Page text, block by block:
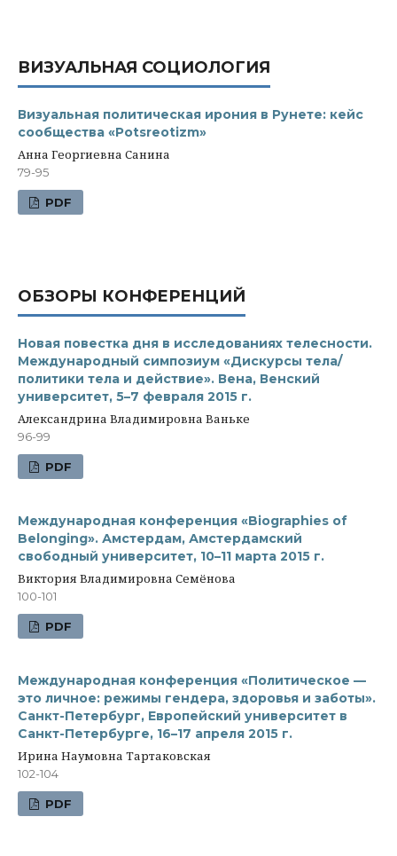
ВИЗУАЛЬНАЯ СОЦИОЛОГИЯ
Визуальная политическая ирония в Рунете: кейс
сообщества «Potsreotizm»
Анна Георгиевна Санина
79-95
PDF
ОБЗОРЫ КОНФЕРЕНЦИЙ
Новая повестка дня в исследованиях телесности.
Международный симпозиум «Дискурсы тела/
политики тела и действие». Вена, Венский
университет, 5–7 февраля 2015 г.
Александрина Владимировна Ваньке
96-99
PDF
Международная конференция «Biographies of
Belonging». Амстердам, Амстердамский
свободный университет, 10–11 марта 2015 г.
Виктория Владимировна Семёнова
100-101
PDF
Международная конференция «Политическое —
это личное: режимы гендера, здоровья и заботы».
Санкт-Петербург, Европейский университет в
Санкт-Петербурге, 16–17 апреля 2015 г.
Ирина Наумовна Тартаковская
102-104
PDF